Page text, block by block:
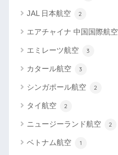
JAL 日本航空 2
エアチャイナ 中国国際航空
エミレーツ航空 3
カタール航空 3
シンガポール航空 2
タイ航空 2
ニュージーランド航空 2
ベトナム航空 1